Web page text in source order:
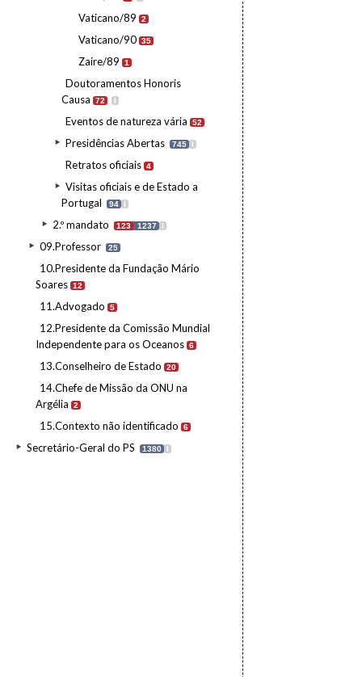
Vaticano/89 2
Vaticano/90 35
Zaire/89 1
Doutoramentos Honoris
Causa
72 I
Eventos de natureza vária 52
Presidências Abertas 745 I
Retratos oficiais 4
Visitas oficiais e de Estado a
Portugal
94 I
2.º mandato 123 1237 I
09.Professor 25
10.Presidente da Fundação Mário
Soares 12
11.Advogado 5
12.Presidente da Comissão Mundial
Independente para os Oceanos 6
13.Conselheiro de Estado 20
14.Chefe de Missão da ONU na
Argélia
2
15.Contexto não identificado 6
Secretário-Geral do PS 1380 I